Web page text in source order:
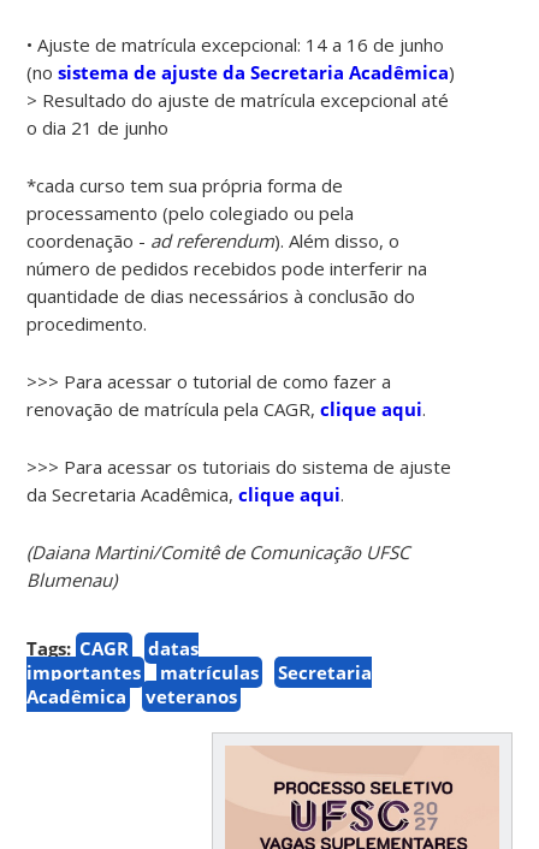
• Ajuste de matrícula excepcional: 14 a 16 de junho
(nosistema de ajuste da Secretaria Acadêmica)
> Resultado do ajuste de matrícula excepcional até
o dia 21 de junho
*cada curso tem sua própria forma de
processamento (pelo colegiado ou pela
coordenação - ad referendum). Além disso, o
número de pedidos recebidos pode interferir na
quantidade de dias necessários à conclusão do
procedimento.
>>> Para acessar o tutorial de como fazer a
renovação de matrícula pela CAGR,clique aqui.
>>> Para acessar os tutoriais do sistema de ajuste
da Secretaria Acadêmica,clique aqui.
(Daiana Martini/Comitê de Comunicação UFSC
Blumenau)
Tags: CAGR
datas
importantes
matrículas
Secretaria
Acadêmica
veteranos